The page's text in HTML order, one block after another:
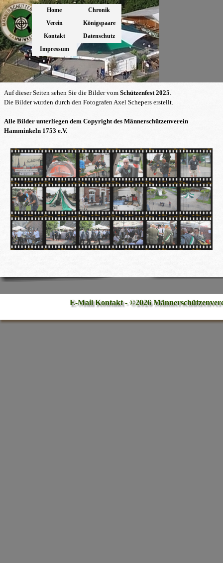
Direkt zum Seiteninhalt Menü überspringen
Home Chronik
▼
Verein
▼
Königspaare
▼
Kontakt
Datenschutz
Impressum
Auf dieserSeiten sehen Sie die Bilder vom Schützenfest 2025.
Die Bilder wurden durch den Fotografen Axel Schepers erstellt.
Alle Bilder unterliegen dem Copyright des Männerschützenverein
Hamminkeln 1753 e.V.
E-Mail Kontakt - ©2026